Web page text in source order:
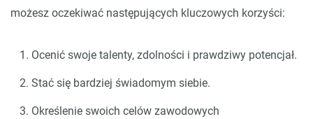
możesz oczekiwać następujących kluczowych korzyści:
Ocenić swoje talenty, zdolności i prawdziwy potencjał.
Stać się bardziej świadomym siebie.
Określenie swoich celów zawodowych